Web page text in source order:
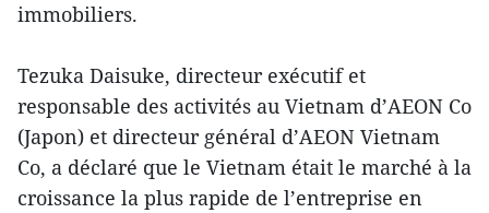
immobiliers.
Tezuka Daisuke, directeur exécutif et
responsable des activités au Vietnam d’AEON Co
(Japon) et directeur général d’AEON Vietnam
Co, a déclaré que le Vietnam était le marché à la
croissance la plus rapide de l’entreprise en